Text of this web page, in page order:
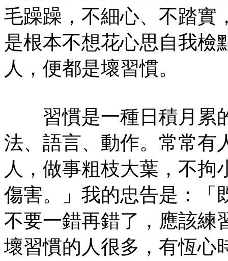
毛躁躁，不細心、不踏實
是根本不想花心思自我檢
人，便都是壞習慣。
習慣是一種日積月累
法、語言、動作。常常有
人，做事粗枝大葉，不拘
傷害。」我的忠告是：「
不要一錯再錯了，應該練
壞習慣的人很多，有恆心